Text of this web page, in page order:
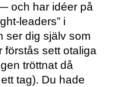
och har idéer på
leaders” i
ser dig själv som
förstås sett otaliga
tröttnat då
tag). Du hade